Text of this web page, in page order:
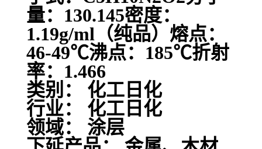
量：130.145密度：
1.19g/ml（纯品）熔点：
46-49℃沸点：185℃折射
率：1.466
类别： 化工日化
行业： 化工日化
领域： 涂层